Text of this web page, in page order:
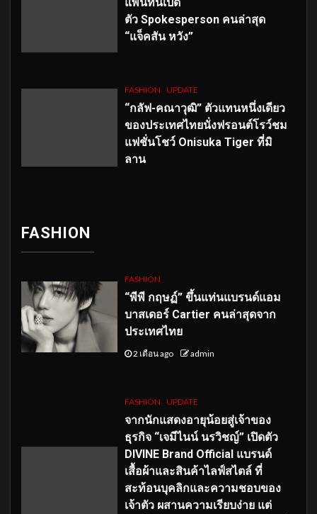
ตัว Spokesperson คนล่าสุด
“แจ็คสัน หวัง”
FASHION UPDATE
“กลัฟ-คณาวุฒิ” ตัวแทนหนึ่งเดียว
ของประเทศไทยนั่งฟรอนต์โรว์ชม
แฟชั่นโชว์ Onisuka Tiger ที่มิ
ลาน
FASHION
FASHION
“พีพี กฤษฏ์” ขึ้นแท่นแบรนด์แอม
บาสเดอร์ Cartier คนล่าสุดจาก
ประเทศไทย
2 เดือน ago admin
FASHION UPDATE
จากนักแสดงอายุน้อยสู่เจ้าของ
ธุรกิจ “เจมีไนน์ นรวิชญ์” เปิดตัว
DIVINE Brand Official แบรนด์
เสื้อผ้าและสินค้าไลฟ์สไตล์ ที่
สะท้อนบุคลิกและความชอบของ
เจ้าตัว ผสานความเรียบง่าย แต่